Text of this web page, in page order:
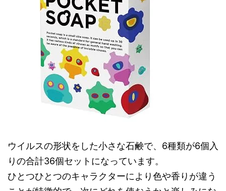
ウイルスの形状をした小さな石鹸で、6種類が6個入
りの合計36個セットになっています。
ひとつひとつのキャラクターにより色や香りが違う